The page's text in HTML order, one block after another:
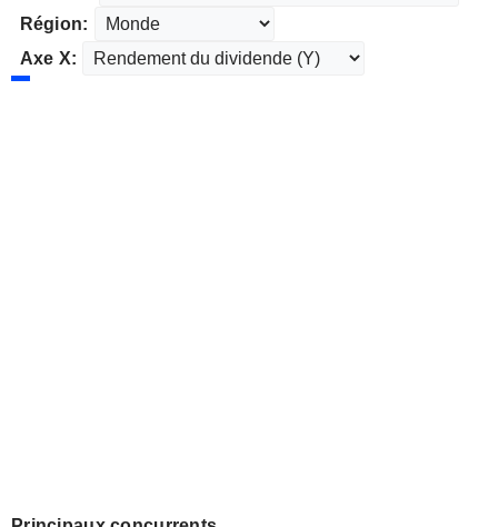
Région:
Axe X: